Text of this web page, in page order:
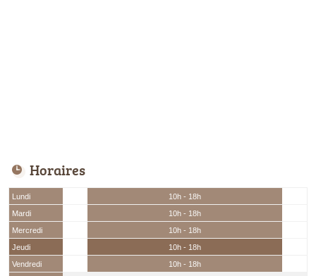
Horaires
Lundi
10h - 18h
Mardi
10h - 18h
Mercredi
10h - 18h
Jeudi
10h - 18h
Vendredi
10h - 18h